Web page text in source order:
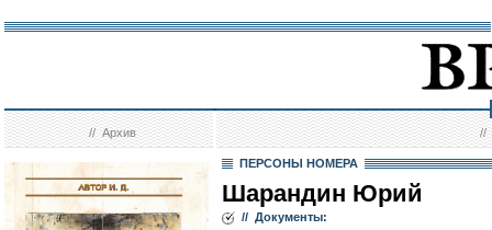
//Архив //
ПЕРСОНЫ НОМЕРА
Шарандин Юрий
// Документы: